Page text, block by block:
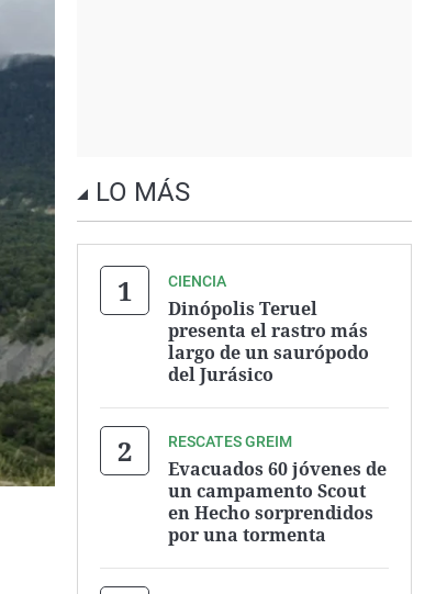
LO MÁS
CIENCIA
Dinópolis Teruel
presenta el rastro más
largo de un saurópodo
del Jurásico
RESCATES GREIM
Evacuados 60 jóvenes de
un campamento Scout
en Hecho sorprendidos
por una tormenta